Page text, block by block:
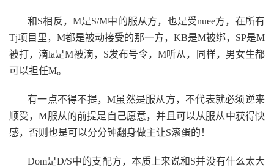
和S相反，M是S/M中的服从方，也是受nuee方，在所有
Tj项目里，M都是被动接受的那一方，KB是M被绑，SP是M
被打，滴la是M被滴，S发布号令，M听从，同样，男女生都
可以担任M。
有一点不得不提，M虽然是服从方，不代表就必须逆来
顺受，M服从的前提是自己愿意，并且可以从服从中获得快
感，否则也是可以分分钟翻身做主让S滚蛋的！
Dom是D/S中的支配方，本质上来说和S并没有什么太大